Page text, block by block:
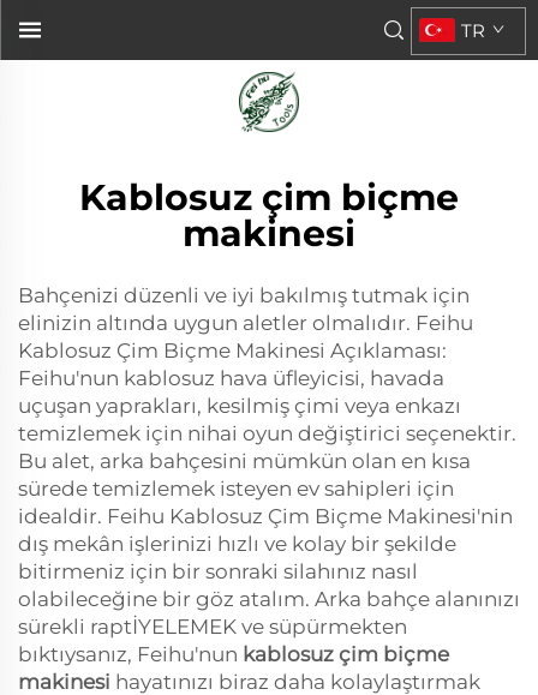
TR
Kablosuz çim biçme
makinesi
Bahçenizi düzenli ve iyi bakılmış tutmak için
elinizin altında uygun aletler olmalıdır. Feihu
Kablosuz Çim Biçme Makinesi Açıklaması:
Feihu'nun kablosuz hava üfleyicisi, havada
uçuşan yaprakları, kesilmiş çimi veya enkazı
temizlemek için nihai oyun değiştirici seçenektir.
Bu alet, arka bahçesini mümkün olan en kısa
sürede temizlemek isteyen ev sahipleri için
idealdir. Feihu Kablosuz Çim Biçme Makinesi'nin
dış mekân işlerinizi hızlı ve kolay bir şekilde
bitirmeniz için bir sonraki silahınız nasıl
olabileceğine bir göz atalım. Arka bahçe alanınızı
sürekli raptİYELEMEK ve süpürmekten
bıktıysanız, Feihu'nun kablosuz çim biçme
makinesi hayatınızı biraz daha kolaylaştırmak